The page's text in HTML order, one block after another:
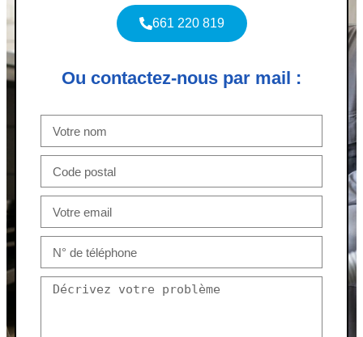
661 220 819
Ou contactez-nous par mail :